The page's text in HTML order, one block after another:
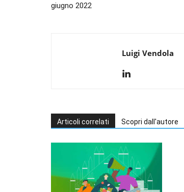
giugno 2022
Luigi Vendola
Articoli correlati Scopri dall'autore